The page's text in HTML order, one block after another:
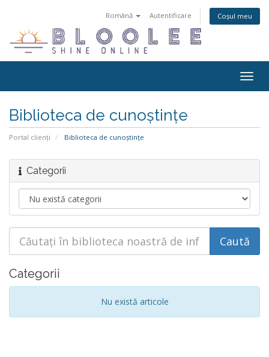
Română Autentificare Coșul meu
Biblioteca de cunoștințe
Portal clienți Biblioteca de cunoștințe
Categorii
Categorii
Nu există articole